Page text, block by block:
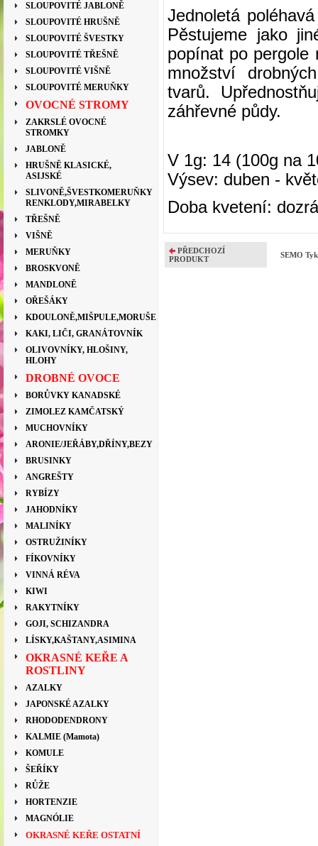
SLOUPOVITÉ JABLONĚ
SLOUPOVITÉ HRUŠNĚ
SLOUPOVITÉ ŠVESTKY
SLOUPOVITÉ TŘEŠNĚ
SLOUPOVITÉ VIŠNĚ
SLOUPOVITÉ MERUŇKY
OVOCNÉ STROMY
ZAKRSLÉ OVOCNÉ
STROMKY
JABLONĚ
HRUŠNĚ KLASICKÉ,
ASIJSKÉ
SLIVONĚ,ŠVESTKOMERUŇKY
RENKLODY,MIRABELKY
TŘEŠNĚ
VIŠNĚ
MERUŇKY
BROSKVONĚ
MANDLONĚ
OŘEŠÁKY
KDOULONĚ,MIŠPULE,MORUŠE
KAKI, LIČI, GRANÁTOVNÍK
OLIVOVNÍKY, HLOŠINY,
HLOHY
DROBNÉ OVOCE
BORŮVKY KANADSKÉ
ZIMOLEZ KAMČATSKÝ
MUCHOVNÍKY
ARONIE/JEŘÁBY,DŘÍNY,BEZY
BRUSINKY
ANGREŠTY
RYBÍZY
JAHODNÍKY
MALINÍKY
OSTRUŽINÍKY
FÍKOVNÍKY
VINNÁ RÉVA
KIWI
RAKYTNÍKY
GOJI, SCHIZANDRA
LÍSKY,KAŠTANY,ASIMINA
OKRASNÉ KEŘE A
ROSTLINY
AZALKY
JAPONSKÉ AZALKY
RHODODENDRONY
KALMIE (Mamota)
KOMULE
ŠEŘÍKY
RŮŽE
HORTENZIE
MAGNÓLIE
OKRASNÉ KEŘE OSTATNÍ
Jednoletá
Pěstujeme jako
popínat po pergole
množství
tvarů.
záhřevné půdy.
V 1g: 14 (100g na
Výsev: duben -
Doba kvetení:
PŘEDCHOZÍ
PRODUKT
SEMO